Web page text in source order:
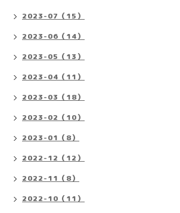
2023-07（15）
2023-06（14）
2023-05（13）
2023-04（11）
2023-03（18）
2023-02（10）
2023-01（8）
2022-12（12）
2022-11（8）
2022-10（11）